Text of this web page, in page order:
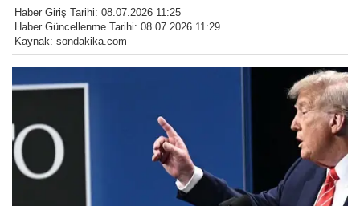
Haber Giriş Tarihi: 08.07.2026 11:25
Haber Güncellenme Tarihi: 08.07.2026 11:29
Kaynak: sondakika.com